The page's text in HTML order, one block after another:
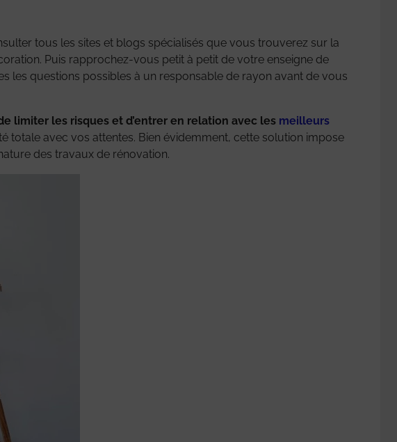
tous les sites et blogs spécialisés que vous trouverez sur la
Puis rapprochez-vous petit à petit de votre enseigne de
les questions possibles à un responsable de rayon avant de vous
limiter les risques et d’entrer en relation avec les meilleurs
totale avec vos attentes. Bien évidemment, cette solution impose
des travaux de rénovation.